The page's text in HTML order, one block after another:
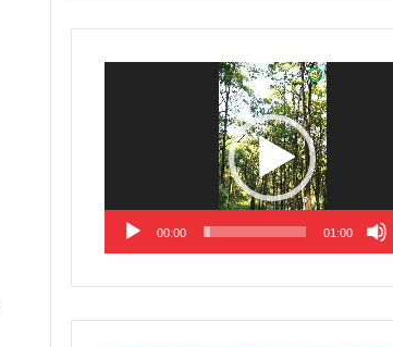
00:00 01:00